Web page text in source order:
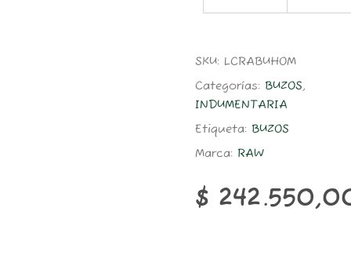
SKU: LCRABUHOM
Categorías:BUZOS,
INDUMENTARIA
Etiqueta:BUZOS
Marca: RAW
$